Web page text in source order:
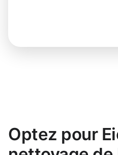
Optez pour